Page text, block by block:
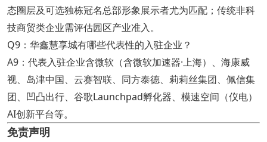
态圈层及可选独栋冠名总部形象展示者尤为匹配；传统非科
技商贸类企业需评估园区产业准入。
Q9：华鑫慧享城有哪些代表性的入驻企业？
A9：代表入驻企业含微软（含微软加速器·上海）、海康威
视、岛津中国、云赛智联、同方泰德、莉莉丝集团、佩信集
团、凹凸出行、谷歌Launchpad孵化器、模速空间（仪电）
AI创新平台等。
免责声明